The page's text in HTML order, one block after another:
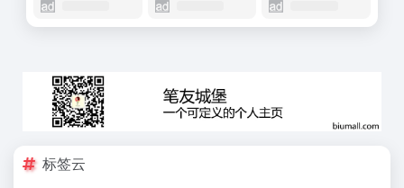
标签云